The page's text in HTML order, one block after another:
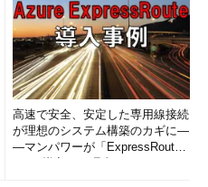
高速で安全、安定した専用線接続
が理想のシステム構築のカギに―
―マンパワーが「ExpressRout